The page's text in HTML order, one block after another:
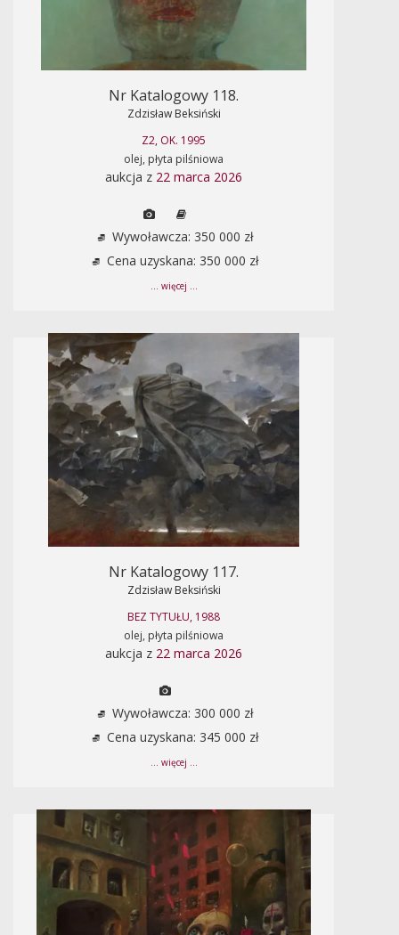
Nr Katalogowy 118.
Zdzisław Beksiński
Z2, OK. 1995
olej, płyta pilśniowa
aukcja z 22 marca 2026
Wywoławcza: 350 000 zł
Cena uzyskana: 350 000 zł
... więcej ...
Nr Katalogowy 117.
Zdzisław Beksiński
BEZ TYTUŁU, 1988
olej, płyta pilśniowa
aukcja z 22 marca 2026
Wywoławcza: 300 000 zł
Cena uzyskana: 345 000 zł
... więcej ...